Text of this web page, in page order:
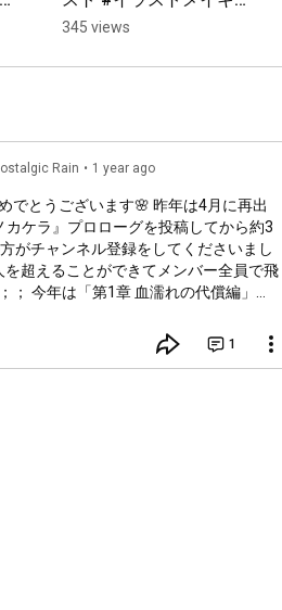
ング #illustration #タイ
オリジナル #一次創作
345 views
Rain • 1 year ago
ざいます🌸 昨年は4月に再出
カケラ』プロローグを投稿してから約3
がチャンネル登録をしてくださいまし
を超えることができてメンバー全員で飛
編」の
セカイノカケラ』の魅力をたくさんの
めに、 そして関わってくれたクリエイ
1